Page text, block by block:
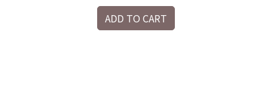
ADD TO CART